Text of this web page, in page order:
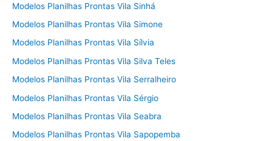
Modelos Planilhas Prontas Vila Sinhá
Modelos Planilhas Prontas Vila Simone
Modelos Planilhas Prontas Vila Sílvia
Modelos Planilhas Prontas Vila Silva Teles
Modelos Planilhas Prontas Vila Serralheiro
Modelos Planilhas Prontas Vila Sérgio
Modelos Planilhas Prontas Vila Seabra
Modelos Planilhas Prontas Vila Sapopemba